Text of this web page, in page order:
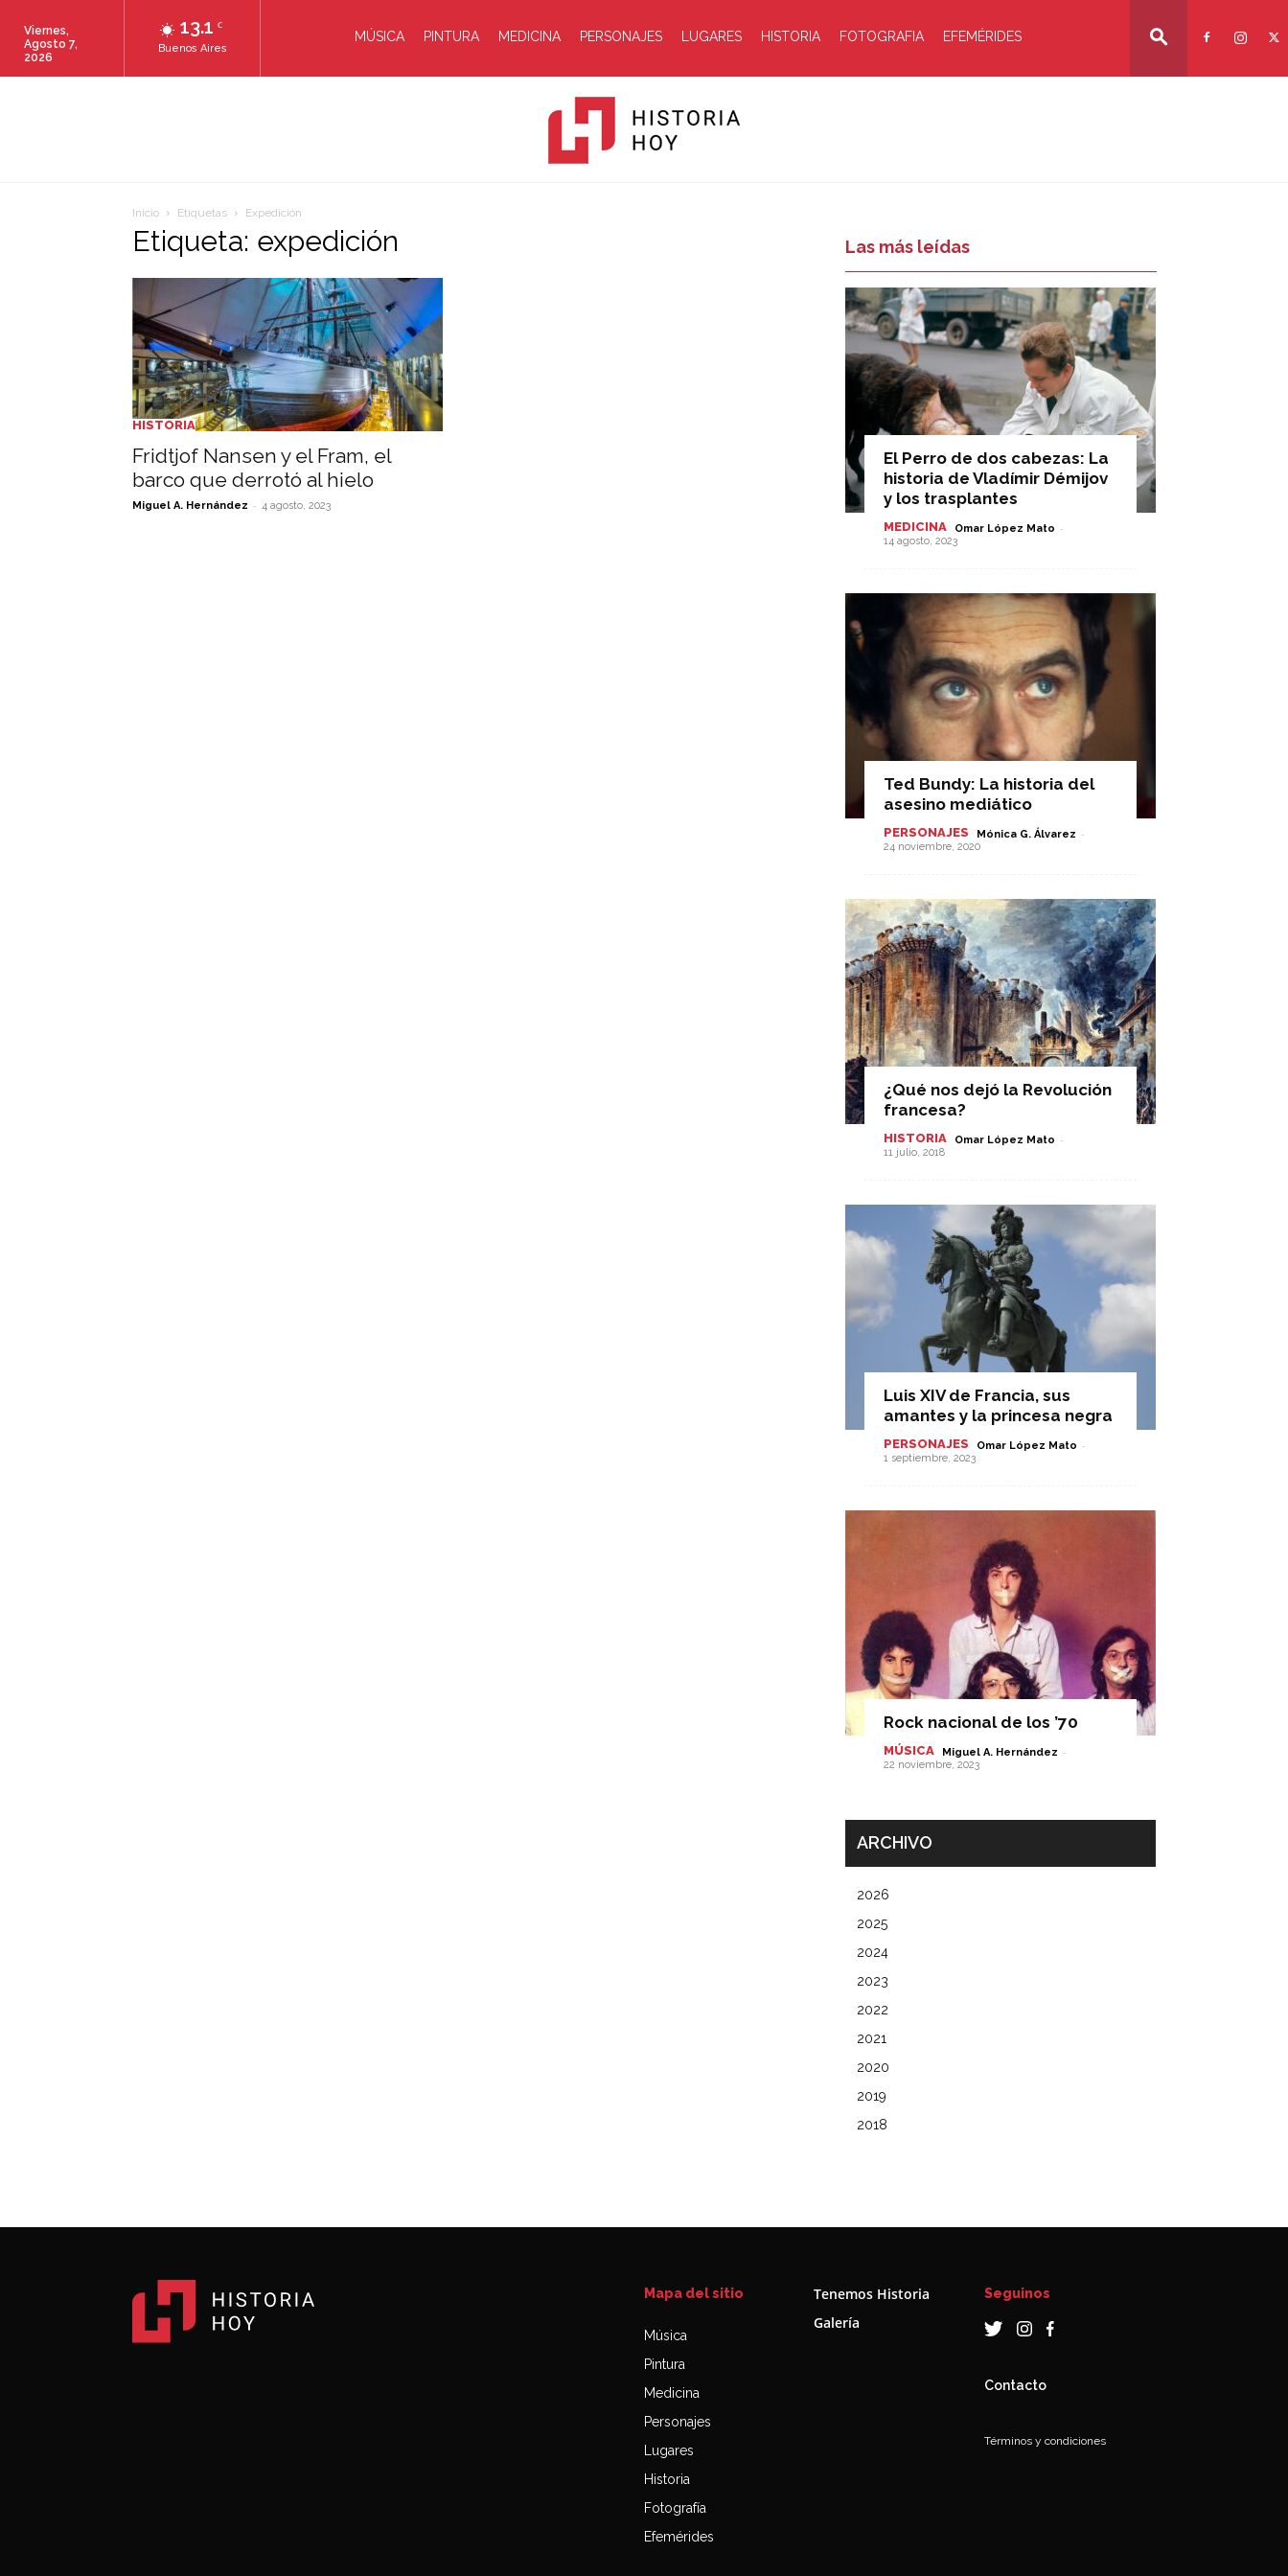
13.1 C
Buenos Aires
Viernes,
Agosto 7,
2026
MÚSICA PINTURA MEDICINA PERSONAJES LUGARES HISTORIA FOTOGRAFIA EFEMÉRIDES
Inicio Etiquetas Expedición
Etiqueta: expedición
HISTORIA
Fridtjof Nansen y el Fram, el
barco que derrotó al hielo
Miguel A. Hernández - 4 agosto, 2023
Las más leídas
El Perro de dos cabezas: La
historia de Vladímir Démijov
y los trasplantes
MEDICINA Omar López Mato -
14 agosto, 2023
Ted Bundy: La historia del
asesino mediático
PERSONAJES Mónica G. Álvarez -
24 noviembre, 2020
¿Qué nos dejó la Revolución
francesa?
HISTORIA Omar López Mato -
11 julio, 2018
Luis XIV de Francia, sus
amantes y la princesa negra
PERSONAJES Omar López Mato -
1 septiembre, 2023
Rock nacional de los ’70
MÚSICA Miguel A. Hernández -
22 noviembre, 2023
ARCHIVO
2026
2025
2024
2023
2022
2021
2020
2019
2018
Mapa del sitio
Música
Pintura
Medicina
Personajes
Lugares
Historia
Fotografía
Efemérides
Tenemos Historia
Galería
Seguinos
Contacto
Términos y condiciones